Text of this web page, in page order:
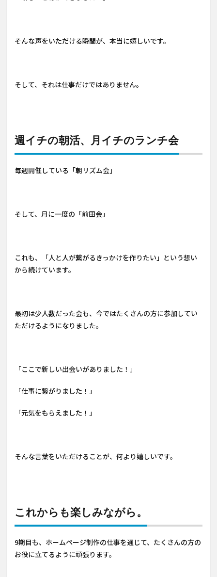
そんな声をいただける瞬間が、本当に嬉しいです。
そして、それは仕事だけではありません。
週イチの朝活、月イチのランチ会
毎週開催している「朝リズム会」
そして、月に一度の「前田会」
これも、「人と人が繋がるきっかけを作りたい」という想い
から続けています。
最初は少人数だった会も、今ではたくさんの方に参加してい
ただけるようになりました。
「ここで新しい出会いがありました！」
「仕事に繋がりました！」
「元気をもらえました！」
そんな言葉をいただけることが、何より嬉しいです。
これからも楽しみながら。
9期目も、ホームページ制作の仕事を通じて、たくさんの方の
お役に立てるように頑張ります。